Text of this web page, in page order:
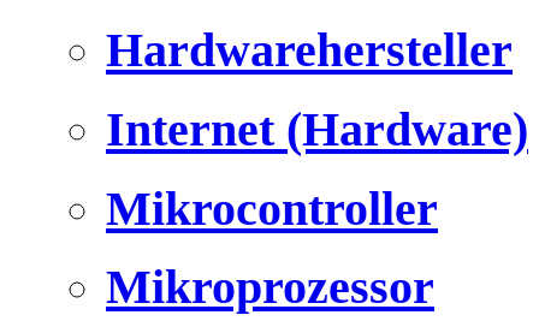
Hardwarehersteller
Internet (Hardware)
Mikrocontroller
Mikroprozessor